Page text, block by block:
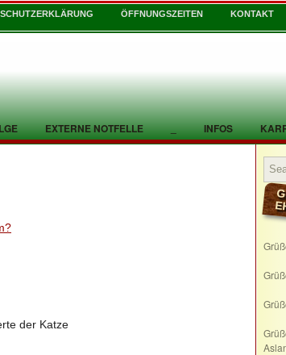
ÖFFNUNGSZEITEN KONTAKT
EXTERNE NOTFELLE _ INFOS
der Katze